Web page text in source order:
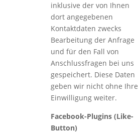
inklusive der von Ihnen
dort angegebenen
Kontaktdaten zwecks
Bearbeitung der Anfrage
und für den Fall von
Anschlussfragen bei uns
gespeichert. Diese Daten
geben wir nicht ohne Ihre
Einwilligung weiter.
Facebook-Plugins (Like-
Button)